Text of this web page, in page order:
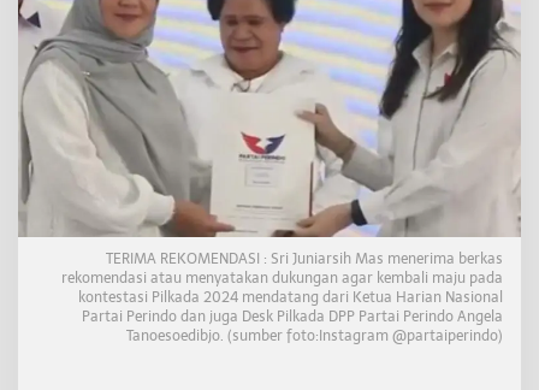
m
a
S
r
a
k
o
m
e
n
d
a
TERIMA REKOMENDASI : Sri Juniarsih Mas menerima berkas
rekomendasi atau menyatakan dukungan agar kembali maju pada
kontestasi Pilkada 2024 mendatang dari Ketua Harian Nasional
Partai Perindo dan juga Desk Pilkada DPP Partai Perindo Angela
Tanoesoedibjo. (sumber foto:Instagram @partaiperindo)